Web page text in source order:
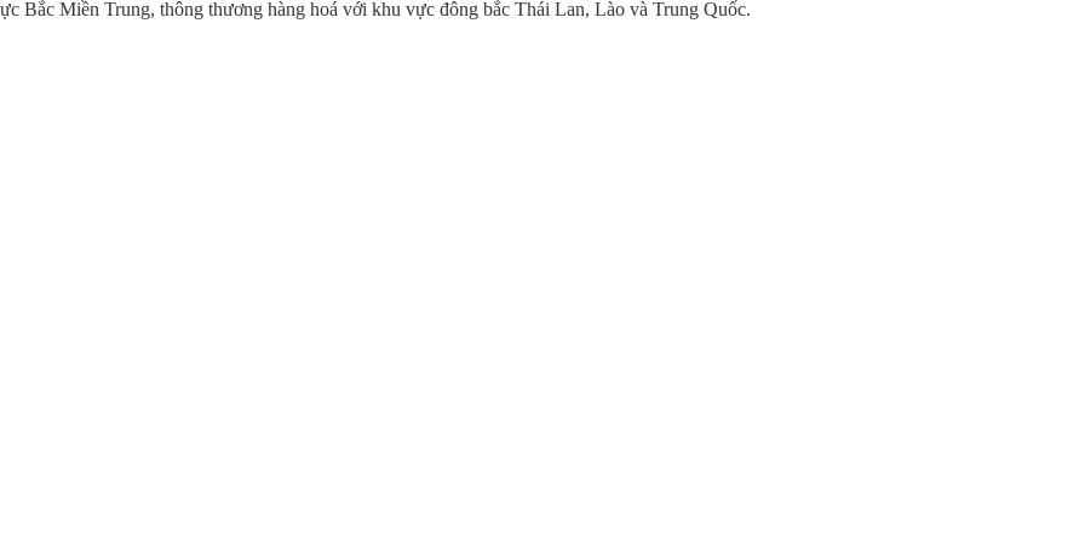
Bắc Miền Trung, thông thương hàng hoá với khu vực đông bắc Thái Lan, Lào và Trung Quốc.